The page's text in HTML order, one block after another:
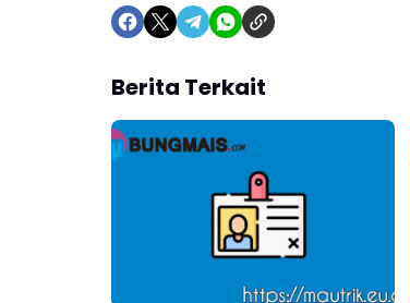
Berita Terkait